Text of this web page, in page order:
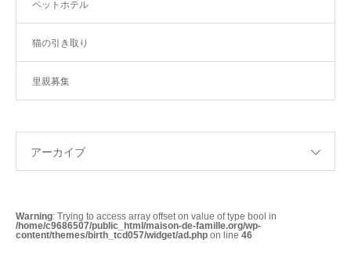
ペットホテル
猫の引き取り
里親募集
アーカイブ
Warning: Trying to access array offset on value of type bool in
/home/c9686507/public_html/maison-de-famille.org/wp-
content/themes/birth_tcd057/widget/ad.php on line 46